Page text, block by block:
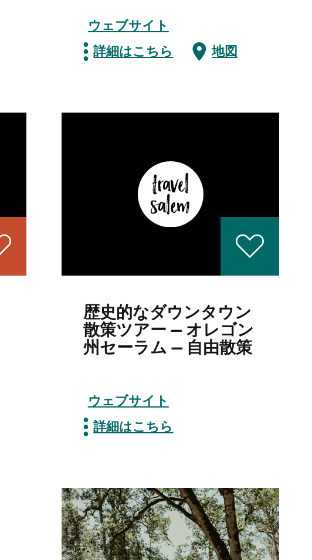
ウェブサイト
詳細はこちら
地図
歴史的なダウンタウン
散策ツアー — オレゴン
州セーラム — 自由散策
ウェブサイト
詳細はこちら